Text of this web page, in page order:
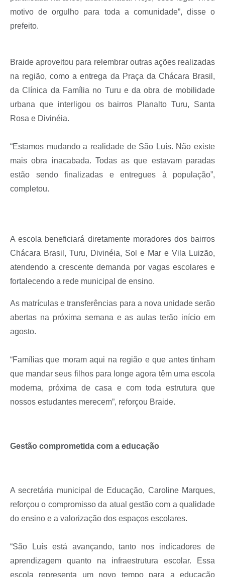
motivo de orgulho para toda a comunidade”, disse o
prefeito.
Braide aproveitou para relembrar outras ações realizadas
na região, como a entrega da Praça da Chácara Brasil,
da Clínica da Família no Turu e da obra de mobilidade
urbana que interligou os bairros Planalto Turu, Santa
Rosa e Divinéia.
“Estamos mudando a realidade de São Luís. Não existe
mais obra inacabada. Todas as que estavam paradas
estão sendo finalizadas e entregues à população”,
completou.
A escola beneficiará diretamente moradores dos bairros
Chácara Brasil, Turu, Divinéia, Sol e Mar e Vila Luizão,
atendendo a crescente demanda por vagas escolares e
fortalecendo a rede municipal de ensino.
As matrículas e transferências para a nova unidade serão
abertas na próxima semana e as aulas terão início em
agosto.
“Famílias que moram aqui na região e que antes tinham
que mandar seus filhos para longe agora têm uma escola
moderna, próxima de casa e com toda estrutura que
nossos estudantes merecem”, reforçou Braide.
Gestão comprometida com a educação
A secretária municipal de Educação, Caroline Marques,
reforçou o compromisso da atual gestão com a qualidade
do ensino e a valorização dos espaços escolares.
“São Luís está avançando, tanto nos indicadores de
aprendizagem quanto na infraestrutura escolar. Essa
escola representa um novo tempo para a educação